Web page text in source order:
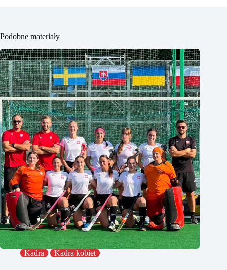
Podobne materiały
Kadra Kadra kobiet